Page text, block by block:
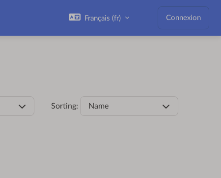
Français ‎(fr)‎ Connexion
Sorting: Name